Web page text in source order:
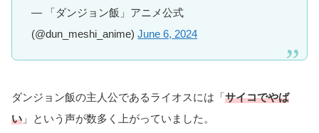
— 「ダンジョン飯」アニメ公式
(@dun_meshi_anime) June 6, 2024
ダンジョン飯の主人公であるライオスには「サイコでやば
い 」という声が数多く上がっていました。